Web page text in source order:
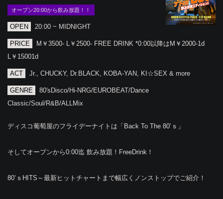
オープン20:00から飲み放題！！
OPEN 20:00 ~ MIDNIGHT
PRICE
M￥3500- L￥2500- FREE DRINK *0:00以降はM￥2000-1d
L￥15001d
ACT Jr., CHUCKY, Dr.BLACK, KOBA-YAN, KI☆SEX & more
GENRE
80'sDisco/Hi-NRG/EUROBEAT/Dance
Classic/Soul/R&B/ALLMix
ディスコ葡萄屋のフライデーナイトは「Back To The 80’ｓ」
そしてオープンから0:00迄 飲み放題！FreeDrink！
80’ｓHITS～最新ヒットチャートまで幅広くノンストップでご紹介！